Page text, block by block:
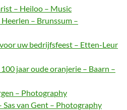
– Heiloo – Music
– Brunssum –
uw bedrijfsfeest – Etten-Leur
jaar oude oranjerie – Baarn –
– Photography
van Gent – Photography